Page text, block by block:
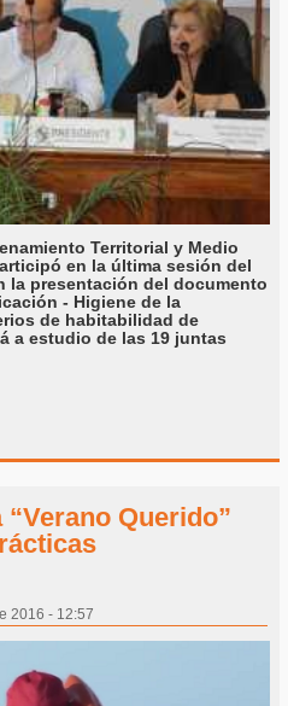
Territorial y Medio
en la última sesión del
la presentación del documento
- Higiene de la
de habitabilidad de
a estudio de las 19 juntas
Querido”
2016 - 12:57